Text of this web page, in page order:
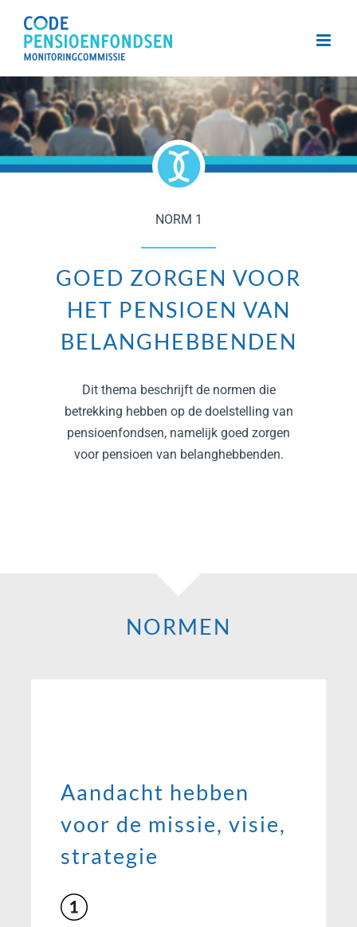
content
NORM 1
GOED ZORGEN VOOR
HET PENSIOEN VAN
BELANGHEBBENDEN
Dit thema beschrijft de normen die
betrekking hebben op de doelstelling van
pensioenfondsen, namelijk goed zorgen
voor pensioen van belanghebbenden.
NORMEN
Aandacht hebben
voor de missie, visie,
strategie